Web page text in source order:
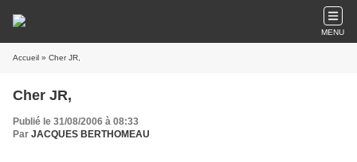
MENU
Accueil » Cher JR,
Cher JR,
Publié le 31/08/2006 à 08:33
Par JACQUES BERTHOMEAU